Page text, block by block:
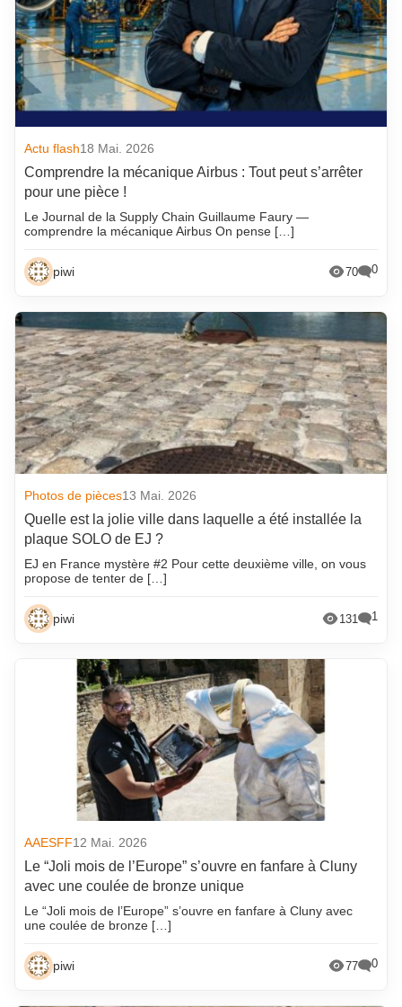
Actu flash18 Mai. 2026
Comprendre la mécanique Airbus : Tout peut s’arrêter
pour une pièce !
Le Journal de la Supply Chain Guillaume Faury —
comprendre la mécanique Airbus On pense […]
piwi 70 0
Photos de pièces13 Mai. 2026
Quelle est la jolie ville dans laquelle a été installée la
plaque SOLO de EJ ?
EJ en France mystère #2 Pour cette deuxième ville, on vous
propose de tenter de […]
piwi 131 1
AAESFF12 Mai. 2026
Le “Joli mois de l’Europe” s’ouvre en fanfare à Cluny
avec une coulée de bronze unique
Le “Joli mois de l’Europe” s’ouvre en fanfare à Cluny avec
une coulée de bronze […]
piwi 77 0